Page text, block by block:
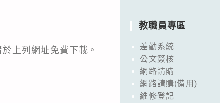
上列網址免費下載。
教職員專區
差勤系統
公文簽核
網路請購
網路請購(備用)
維修登記